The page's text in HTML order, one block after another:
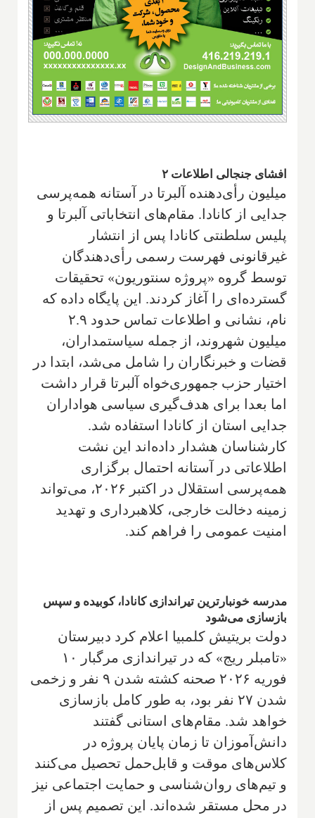
افشای جنجالی اطلاعات ۲
میلیون رأی‌دهنده آلبرتا در آستانه همه‌پرسی
جدایی از کانادا. مقام‌های انتخاباتی آلبرتا و
پلیس سلطنتی کانادا پس از انتشار
غیرقانونی فهرست رسمی رأی‌دهندگان
توسط گروه «پروژه سنتوریون» تحقیقات
گسترده‌ای را آغاز کردند. این پایگاه داده که
نام، نشانی و اطلاعات تماس حدود ۲.۹
میلیون شهروند، از جمله سیاستمداران،
قضات و خبرنگاران را شامل می‌شد، ابتدا در
اختیار حزب جمهوری‌خواه آلبرتا قرار داشت
اما بعدا برای هدف‌گیری سیاسی هواداران
جدایی استان از کانادا استفاده شد.
کارشناسان هشدار داده‌اند این نشت
اطلاعاتی در آستانه احتمال برگزاری
همه‌پرسی استقلال در اکتبر ۲۰۲۶، می‌تواند
زمینه دخالت خارجی، کلاهبرداری و تهدید
امنیت عمومی را فراهم کند.
مدرسه خونبارترین تیراندازی کانادا، کوبیده و سپس
بازسازی می‌شود
دولت بریتیش کلمبیا اعلام کرد دبیرستان
«تامبلر ریج» که در تیراندازی مرگبار ۱۰
فوریه ۲۰۲۶ صحنه کشته شدن ۹ نفر و زخمی
شدن ۲۷ نفر بود، به طور کامل بازسازی
خواهد شد. مقام‌های استانی گفتند
دانش‌آموزان تا زمان پایان پروژه در
کلاس‌های موقت و قابل‌حمل تحصیل می‌کنند
و تیم‌های روان‌شناسی و حمایت اجتماعی نیز
در محل مستقر شده‌اند. این تصمیم پس از